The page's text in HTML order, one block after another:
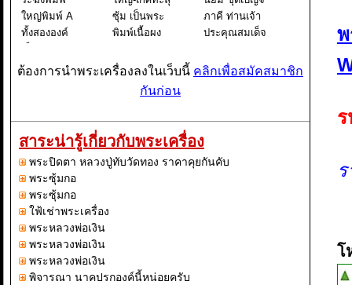
ใหญ่พิมพ์ A
ทั้งสององค์
เดียวกันแต่
คือ องค์ที่ 1
เป็นองค์ที่กด
จากแม่พิมพ์
องค์ต้นๆจะเ
ซุ้ม เป็นพระ
พิมพ์เนื้อผง
เบญจภาคี
ท่านเจ้า
ประคุณสมเด็จ
ย์ (โต พรหม
รังษี) วัดระฆัง
โฆสิตารามว
ภาคี ท่านเจ้า
ประคุณสมเด็จ
ย์ (โต พรหม
เขต
บางกอกน้อย
ต้องการนำพระเครื่องลงในเว็บนี้ คลิกเพื่อสมัคสมาชิก
กันก่อน
สาระน่ารู้เกี่ยวกับพระเครื่อง
พระปิดตา หลวงปู่ทับวัดทอง ราคาคุยกันคับ
พระซุ้มกอ
พระซุ้มกอ
ใฟ้เช่าพระเครื่อง
พระหลวงพ่อเงิน
พระหลวงพ่อเงิน
พระหลวงพ่อเงิน
พิจารณา นาคปรกองค์นี้หน่อยครับ
พ
โ